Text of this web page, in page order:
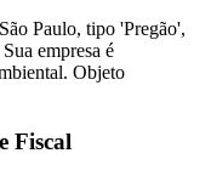
Paulo, tipo 'Pregão',
empresa é
Objeto
Fiscal